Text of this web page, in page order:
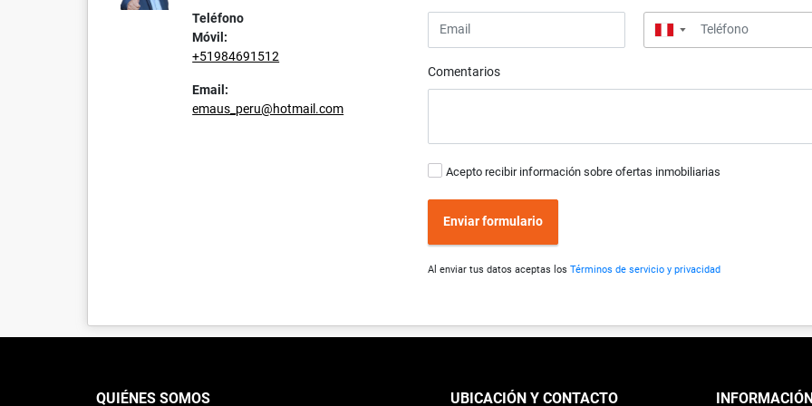
Teléfono
Móvil:
+51984691512
Email:
emaus_peru@hotmail.com
▼
Comentarios
Acepto recibir información sobre ofertas inmobiliarias
Enviar formulario
Al enviar tus datos aceptas los Términos de servicio y privacidad
QUIÉNES SOMOS UBICACIÓN Y CONTACTO